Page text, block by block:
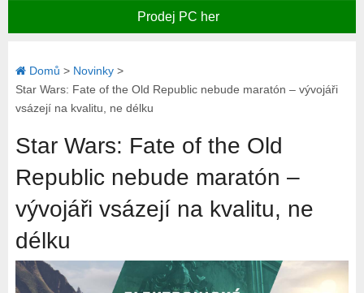
Prodej PC her
Domů > Novinky>
Star Wars: Fate of the Old Republic nebude maratón – vývojáři
vsázejí na kvalitu, ne délku
Star Wars: Fate of the Old
Republic nebude maratón –
vývojáři vsázejí na kvalitu, ne
délku